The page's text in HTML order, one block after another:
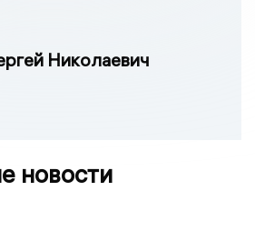
Николаевич
новости